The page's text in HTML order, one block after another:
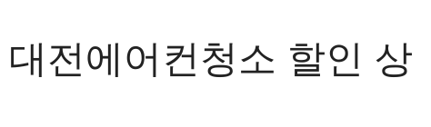
전에어컨청소 할인 상